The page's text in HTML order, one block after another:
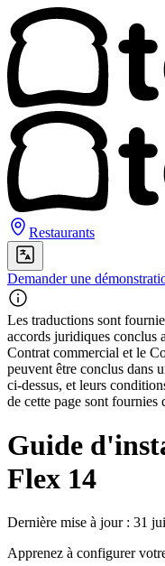
Restaurants
Demander une
Les traductions sont
accords juridiques conclus
Contrat commercial et le
peuvent être conclus dans
ci-dessus, et leurs
de cette page sont fournies
Guide
Flex 14
Dernière mise à jour : 31
Apprenez à configurer